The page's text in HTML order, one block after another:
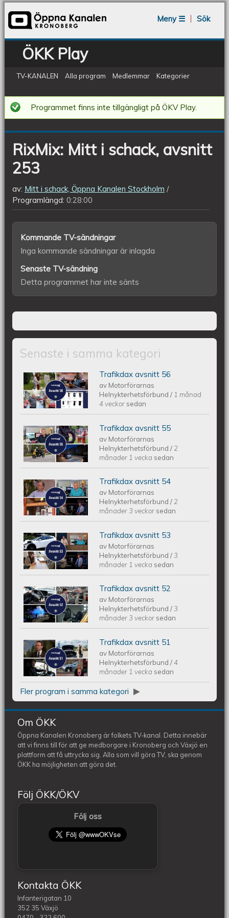
Meny ☰
Sök
ÖKK Play
TV-KANALEN Alla program Medlemmar Kategorier
RixMix:
Mitt
i
schack,
avsnitt
253
Programmet finns inte tillgängligt på ÖKV Play.
RixMix: Mitt i schack, avsnitt
253
av: Mitt i schack, Öppna Kanalen Stockholm
Programlängd: 0:28:00
Kommande TV-sändningar
Inga kommande sändningar är inlagda
Senaste TV-sändning
Detta programmet har inte sänts
Senaste i samma kategori
Trafikdax - Avsnitt 56
Trafikdax avsnitt 56
av Motorförarnas
Helnykterhetsförbund/ 1 månad
4 veckor sedan
Trafikdax - Avsnitt 55
Trafikdax avsnitt 55
av Motorförarnas
Helnykterhetsförbund/ 2
månader 1 vecka sedan
Trafikdax avsnitt 54
Trafikdax avsnitt 54
av Motorförarnas
Helnykterhetsförbund/ 2
månader 3 veckor sedan
Trafikdax - Avsnitt 53
Trafikdax avsnitt 53
av Motorförarnas
Helnykterhetsförbund/3
månader 1 vecka sedan
Trafikdax - Avsnitt 52
Trafikdax avsnitt 52
av Motorförarnas
Helnykterhetsförbund/3
månader 3 veckor sedan
Trafikdax - Avsnitt 51
Trafikdax avsnitt 51
av Motorförarnas
Helnykterhetsförbund/4
månader 1 vecka sedan
Fler program i samma kategori
Om ÖKK
Öppna Kanalen Kronoberg är folkets TV-kanal. Detta innebär
att vi finns till för att ge medborgare i Kronoberg och Växjö en
plattform att få uttrycka sig. Alla som vill göra TV, ska genom
ÖKK ha möjligheten att göra det.
Följ ÖKK/ÖKV
Följ oss
Kontakta ÖKK
Infanterigatan 10
352 35 Växjö